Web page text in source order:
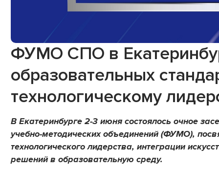
ФУМО СПО в
образовательных
технологическому
В Екатеринбурге 2-3 июня состоялось очное
учебно-методических объединений (ФУМО),
технологического лидерства, интеграции
решений в образовательную среду.